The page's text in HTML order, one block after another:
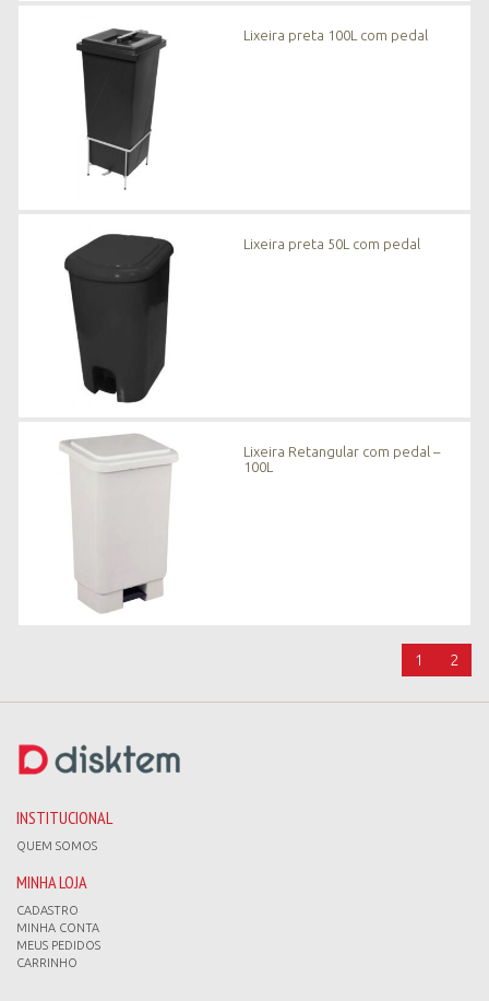
Lixeira preta 100L com pedal
Lixeira preta 50L com pedal
Lixeira Retangular com pedal –
100L
1 2
INSTITUCIONAL
QUEM SOMOS
MINHA LOJA
CADASTRO
MINHA CONTA
MEUS PEDIDOS
CARRINHO